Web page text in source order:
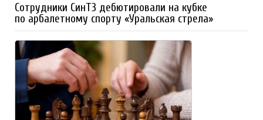
Сотрудники СинТЗ дебютировали на кубке
по арбалетному спорту «Уральская стрела»